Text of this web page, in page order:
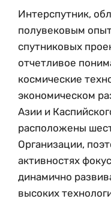
Интерспутник,
полувековым
спутниковых
отчетливое
космические
экономическом
Азии и
расположены
Организации,
активностях
динамично
высоких